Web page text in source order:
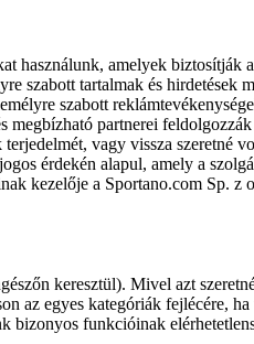
használunk, amelyek biztosítják
szabott tartalmak és hirdetések
szabott
partnerei feldolgozzák
vagy vissza szeretné
érdekén alapul, amely a
kezelője a Sportano.com Sp. z
keresztül). Mivel azt
az egyes kategóriák fejlécére,
bizonyos funkcióinak